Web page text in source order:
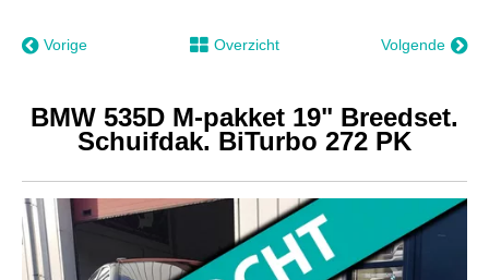
Vorige Overzicht Volgende
BMW 535D M-pakket 19" Breedset.
Schuifdak. BiTurbo 272 PK